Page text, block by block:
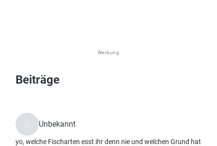
Werbung
Beiträge
Unbekannt
yo, welche Fischarten esst ihr denn nie und welchen Grund hat